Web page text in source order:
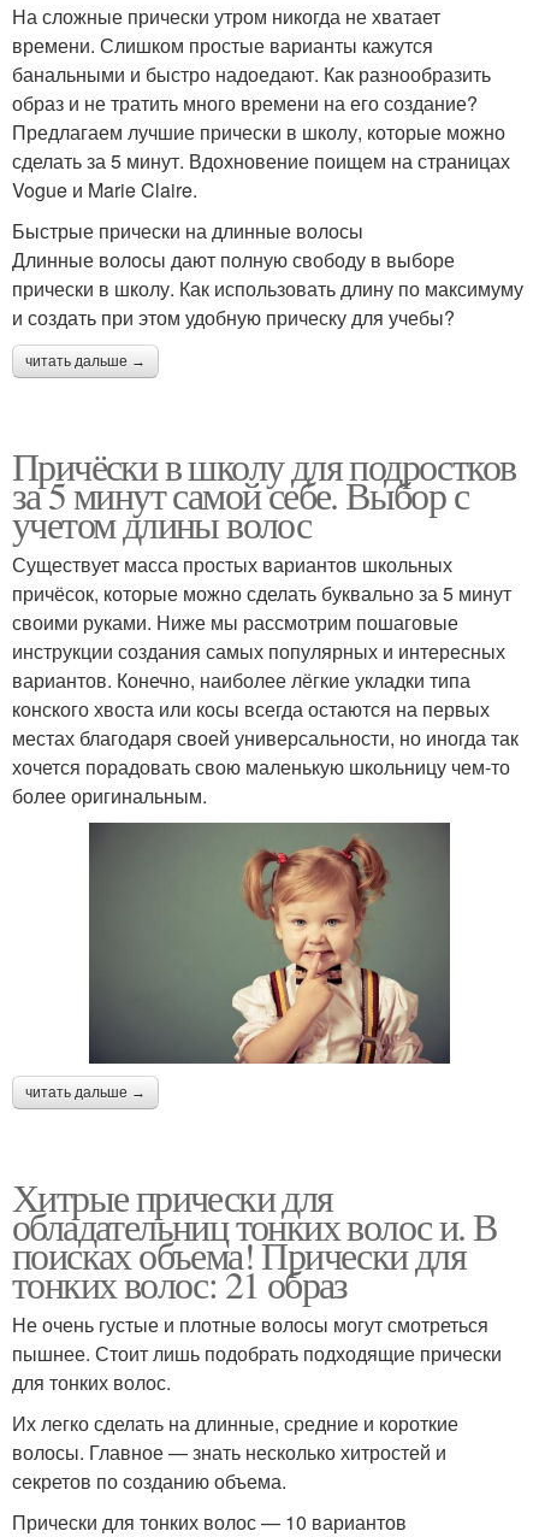
На сложные прически утром никогда не хватает
времени. Слишком простые варианты кажутся
банальными и быстро надоедают. Как разнообразить
образ и не тратить много времени на его создание?
Предлагаем лучшие прически в школу, которые можно
сделать за 5 минут. Вдохновение поищем на страницах
Vogue и Marie Claire.
Быстрые прически на длинные волосы
Длинные волосы дают полную свободу в выборе
прически в школу. Как использовать длину по максимуму
и создать при этом удобную прическу для учебы?
читать дальше →
Причёски в школу для подростков
за 5 минут самой себе. Выбор с
учетом длины волос
Существует масса простых вариантов школьных
причёсок, которые можно сделать буквально за 5 минут
своими руками. Ниже мы рассмотрим пошаговые
инструкции создания самых популярных и интересных
вариантов. Конечно, наиболее лёгкие укладки типа
конского хвоста или косы всегда остаются на первых
местах благодаря своей универсальности, но иногда так
хочется порадовать свою маленькую школьницу чем-то
более оригинальным.
читать дальше →
Хитрые прически для
обладательниц тонких волос и. В
поисках объема! Прически для
тонких волос: 21 образ
Не очень густые и плотные волосы могут смотреться
пышнее. Стоит лишь подобрать подходящие прически
для тонких волос.
Их легко сделать на длинные, средние и короткие
волосы. Главное — знать несколько хитростей и
секретов по созданию объема.
Прически для тонких волос — 10 вариантов